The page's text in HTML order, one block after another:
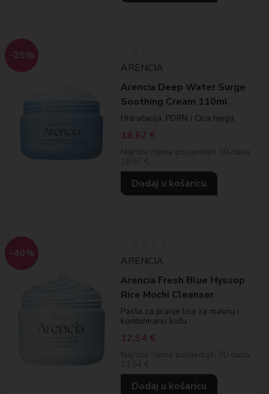
-25%
ARENCIA
Arencia Deep Water Surge
Soothing Cream 110ml
Hidratacija, PDRN i Cica njega
18,67 €
Najniža cijena posljednjih 30 dana:
18.67 €
Dodaj u košaricu
-40%
ARENCIA
Arencia Fresh Blue Hyssop
Rice Mochi Cleanser
Pasta za pranje lica za masnu i
kombiniranu kožu
12,54 €
Najniža cijena posljednjih 30 dana:
12.54 €
Dodaj u košaricu